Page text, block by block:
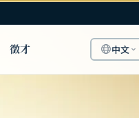
徵才 中文